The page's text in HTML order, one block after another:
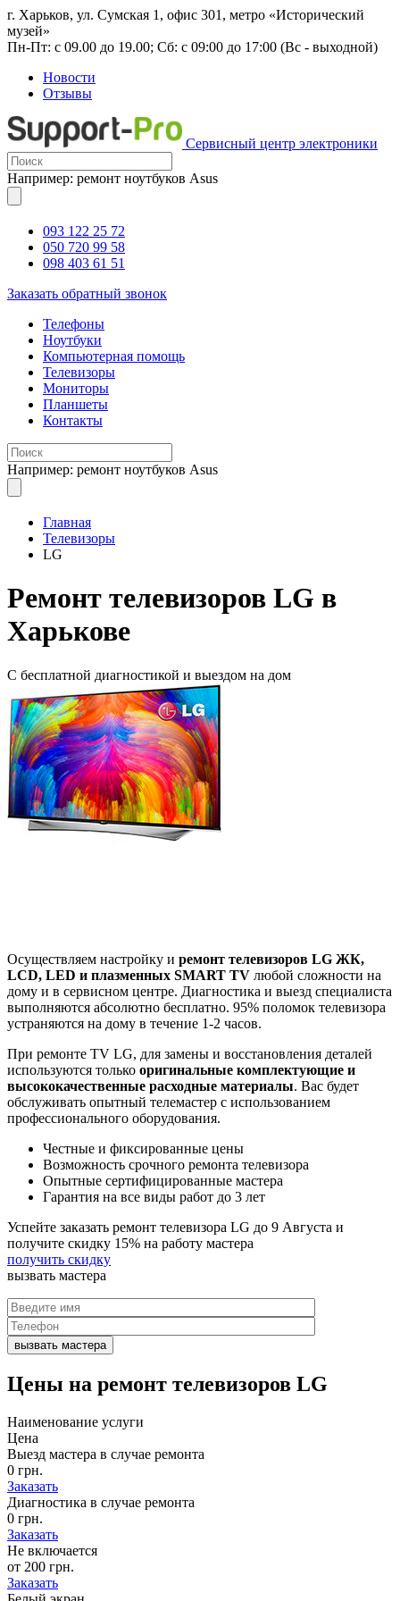
г. Харьков, ул. Сумская 1, офис 301, метро «Исторический
музей»
Пн-Пт: с 09.00 до 19.00; Сб: с 09:00 до 17:00 (Вс - выходной)
Новости
Отзывы
Сервисный центр электроники
Например: ремонт ноутбуков Asus
093 122 25 72
050 720 99 58
098 403 61 51
Заказать обратный звонок
Телефоны
Ноутбуки
Компьютерная помощь
Телевизоры
Мониторы
Планшеты
Контакты
Например: ремонт ноутбуков Asus
Главная
Телевизоры
LG
Ремонт телевизоров LG в
Харькове
С бесплатной диагностикой и выездом на дом
Осуществляем настройку и ремонт телевизоров LG ЖК,
LCD, LED и плазменных SMART TV любой сложности на
дому и в сервисном центре. Диагностика и выезд специалиста
выполняются абсолютно бесплатно. 95% поломок телевизора
устраняются на дому в течение 1-2 часов.
При ремонте TV LG, для замены и восстановления деталей
используются только оригинальные комплектующие и
высококачественные расходные материалы. Вас будет
обслуживать опытный телемастер с использованием
профессионального оборудования.
Честные и фиксированные цены
Возможность срочного ремонта телевизора
Опытные сертифицированные мастера
Гарантия на все виды работ до 3 лет
Успейте заказать ремонт телевизора LG до 9 Августа и
получите скидку 15% на работу мастера
получить скидку
вызвать мастера
Цены на ремонт телевизоров LG
Наименование услуги
Цена
Выезд мастера в случае ремонта
0 грн.
Заказать
Диагностика в случае ремонта
0 грн.
Заказать
Не включается
от 200 грн.
Заказать